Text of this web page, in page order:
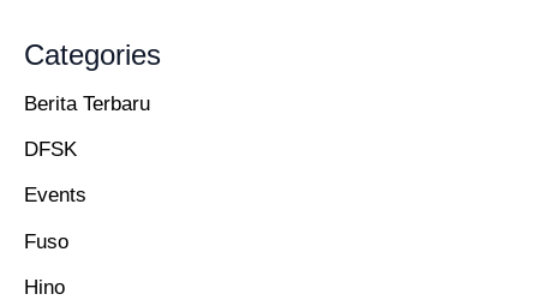
Categories
Berita Terbaru
DFSK
Events
Fuso
Hino